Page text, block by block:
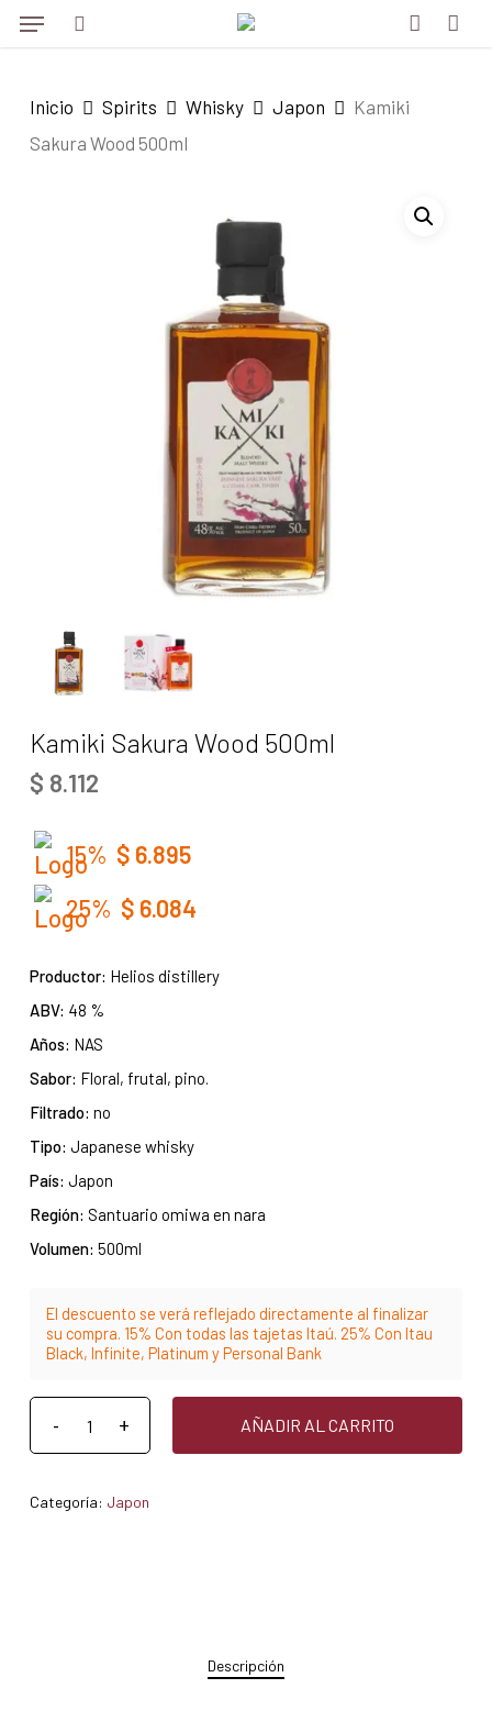
Skip
content
Menu
Inicio Spirits Whisky Japon
Kamiki
Sakura Wood 500ml
Kamiki Sakura Wood 500ml
$ 8.112
15% $ 6.895
25% $ 6.084
Productor: Helios distillery
ABV: 48 %
Años: NAS
Sabor: Floral, frutal, pino.
Filtrado: no
Tipo: Japanese whisky
País: Japon
Región: Santuario omiwa en nara
Volumen: 500ml
El descuento se verá reflejado directamente al finalizar
su compra. 15% Con todas las tajetas Itaú. 25% Con Itau
Black, Infinite, Platinum y Personal Bank
AÑADIR AL CARRITO
Categoría: Japon
Descripción